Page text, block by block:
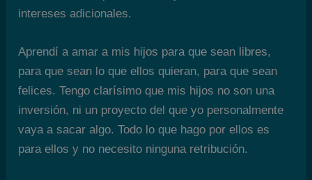
intereses adicionales.
Aprendí a amar a mis hijos para que sean libres,
para que sean lo que ellos quieran, para que sean
felices. Tengo clarísimo que mis hijos no son una
inversión, ni un proyecto del que yo personalmente
vaya a sacar algo. Todo lo que hago por ellos es
para ellos y no necesito ninguna retribución.